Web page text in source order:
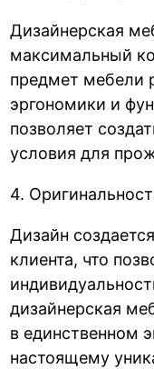
Дизайнерская
максимальный
предмет мебели
эргономики и
позволяет
условия для
4.
Дизайн
клиента, что
дизайнерская
в единственном
настоящему